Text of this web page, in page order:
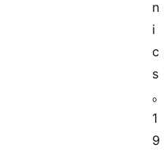
n
i
c
s
。
1
9